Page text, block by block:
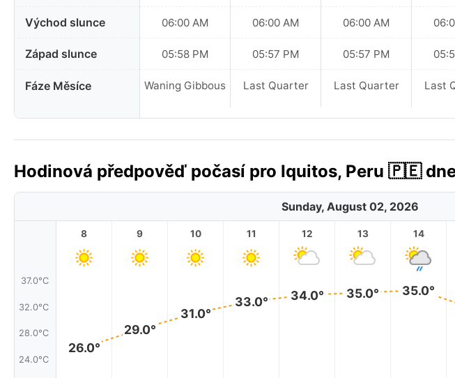
Východ slunce
Západ slunce
Fáze Měsíce
06:00 AM
05:58 PM
Waning Gibbous
06:00 AM
05:57 PM
Last Quarter
06:00 AM
05:57 PM
Last Quarter Last
Hodinová předpověď počasí pro Iquitos, Peru 🇵🇪
Sunday, August 02, 2026
37.0°C
32.0°C
28.0°C
24.0°C
8
26.0°
9
29.0°
10
31.0°
11
33.0°
12
34.0°
13
35.0°
14
35.0°